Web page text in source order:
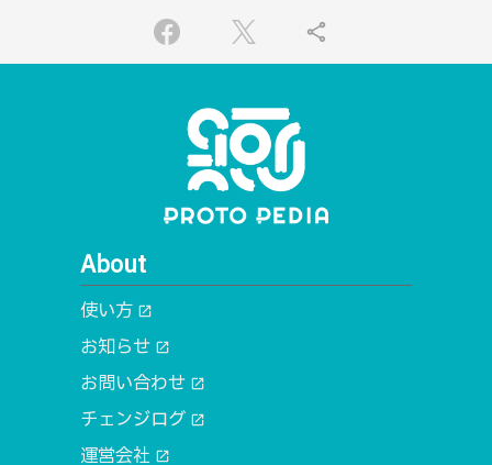
share
About
使い方 open_in_new
お知らせ open_in_new
お問い合わせ open_in_new
チェンジログ open_in_new
運営会社 open_in_new